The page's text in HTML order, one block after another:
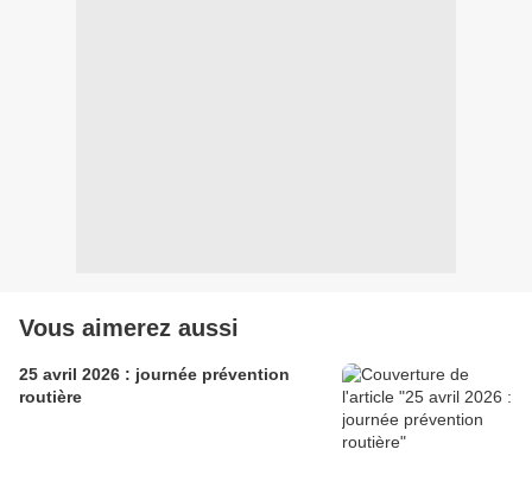
Vous aimerez aussi
25 avril 2026 : journée prévention
routière